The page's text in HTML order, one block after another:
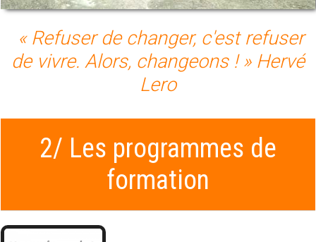
« Refuser de changer, c'est refuser
de vivre. Alors, changeons ! » Hervé
Lero
2/ Les programmes de
formation